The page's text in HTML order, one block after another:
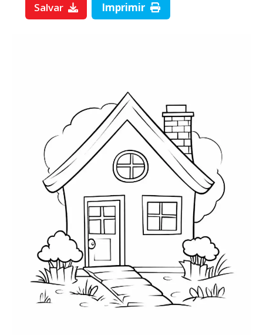
Salvar Imprimir